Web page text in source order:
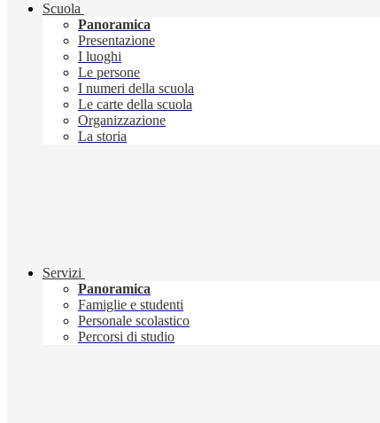
Scuola
Panoramica
Presentazione
I luoghi
Le persone
I numeri della scuola
Le carte della scuola
Organizzazione
La storia
Servizi
Panoramica
Famiglie e studenti
Personale scolastico
Percorsi di studio